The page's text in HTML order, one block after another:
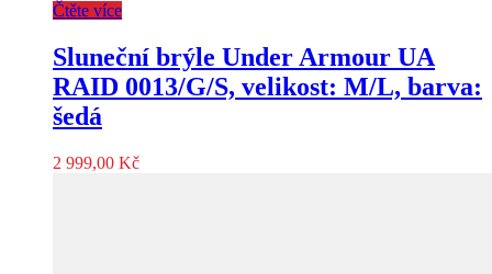
Čtěte více
Sluneční brýle Under Armour UA
RAID 0013/G/S, velikost: M/L, barva:
šedá
2 999,00 Kč